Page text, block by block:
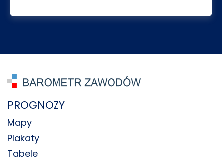
PROGNOZY
Mapy
Plakaty
Tabele